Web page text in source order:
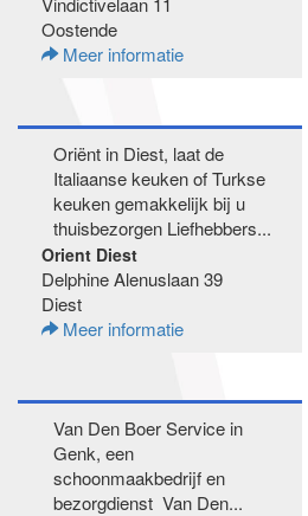
Oostende
Meer informatie
Oriënt in Diest, laat de
Italiaanse keuken of Turkse
keuken gemakkelijk bij u
thuisbezorgen Liefhebbers...
Orient Diest
Delphine Alenuslaan 39
Diest
Meer informatie
Van Den Boer Service in
Genk, een
schoonmaakbedrijf en
bezorgdienst Van Den...